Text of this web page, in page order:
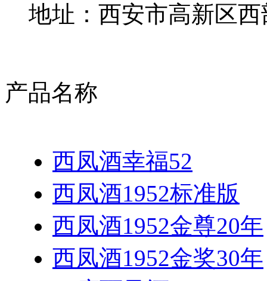
地址：西安市高新区西
产品名称
西凤酒幸福52
西凤酒1952标准版
西凤酒1952金尊20年
西凤酒1952金奖30年